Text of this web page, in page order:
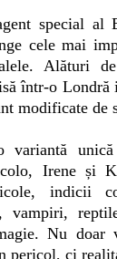
special al
cele mai
Alături
într-o Londră
modificate de
variantă
Irene și
indicii
vampiri,
Nu doar
pericol, ci